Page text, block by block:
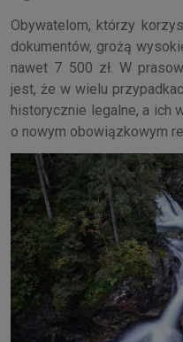
Obywatelom, którzy
dokumentów, grożą
nawet 7 500 zł. W
jest, że w wielu
historycznie legalne, a ich
o nowym obowiązkowym